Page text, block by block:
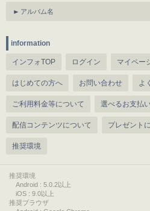
アルバム名
information
インフォTOP ログイン マイペー
はじめての方へ お問い合わせ よ
ご利用料金等について 選べるお支払
配信コンテンツについて プレゼント
推奨環境
推奨環境
Android : 5.0.2以上
iOS : 9.0以上
推奨ブラウザ